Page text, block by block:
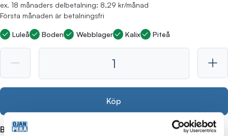
ex. 18 månaders delbetalning: 8,29 kr/månad
Första månaden är betalningsfri
Luleå Boden Webblager Kalix Piteå
Köp
Beskrivning